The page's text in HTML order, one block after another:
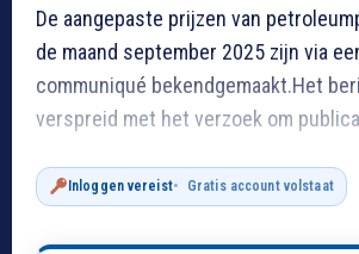
De aangepaste prijzen van
de maand september 2025 zijn via
communiqué bekendgemaakt.Het
verspreid met het verzoek om
Inloggen vereist Gratis account volstaat